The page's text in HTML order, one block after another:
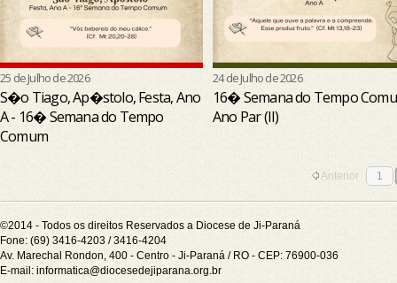
25 de Julho de 2026
S�o Tiago, Ap�stolo, Festa, Ano
A - 16� Semana do Tempo
Comum
24 de Julho de 2026
16� Semana do Tempo
Ano Par (II)
Anterior 1
©2014 - Todos os direitos Reservados a Diocese de Ji-Paraná
Fone: (69) 3416-4203 / 3416-4204
Av. Marechal Rondon, 400 - Centro - Ji-Paraná / RO - CEP: 76900-036
E-mail: informatica@diocesedejiparana.org.br